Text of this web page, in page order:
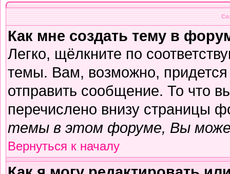
Как мне создать тему в
Легко, щёлкните по
темы. Вам, возможно, придется
отправить сообщение. То что
перечислено внизу страницы
темы в этом форуме, Вы
Вернуться к началу